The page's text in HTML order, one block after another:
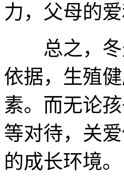
力，父母的
总之，冬
依据，生殖
素。而无论
等对待，关
的成长环境。